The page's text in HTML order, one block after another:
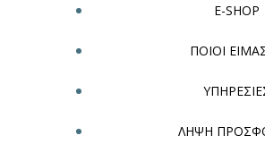
E-SHOP
ΠΟΙΟΙ
ΛΗΨΗ